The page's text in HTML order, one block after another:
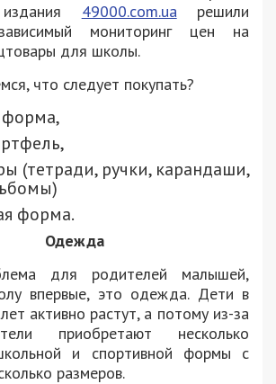
49000.com.uaрешили
мониторинг цен на
для школы.
что следует покупать?
(тетради, ручки, карандаши,
форма.
Одежда
для родителей малышей,
впервые, это одежда. Дети в
активно растут, а потому из-за
приобретают несколько
и спортивной формы с
размеров.